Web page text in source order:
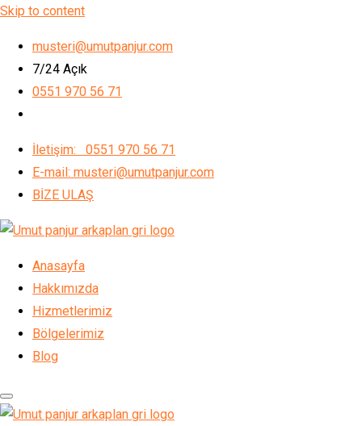
Skip to content
musteri@umutpanjur.com
7/24 Açık
0551 970 56 71
İletişim: 0551 970 56 71
E-mail: musteri@umutpanjur.com
BİZE ULAŞ
Anasayfa
Hakkımızda
Hizmetlerimiz
Bölgelerimiz
Blog